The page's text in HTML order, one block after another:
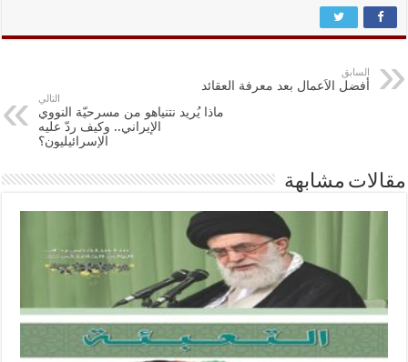
السابق
أفضل الاَعمال بعد معرفة العقائد
التالي
ماذا يُريد نتنياهو من مسرحيّة النووي
الإيراني.. وكيف ردّ عليه
الإسرائيليون؟
مقالات مشابهة